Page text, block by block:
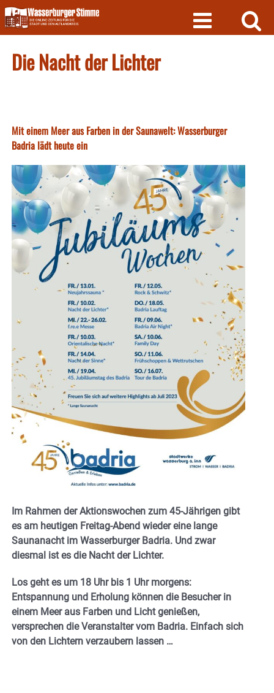
Skip
to
content
Die Nacht der Lichter
Mit einem Meer aus Farben in der Saunawelt: Wasserburger
Badria lädt heute ein
Im Rahmen der Aktionswochen zum 45-Jährigen gibt
es am heutigen Freitag-Abend wieder eine lange
Saunanacht im Wasserburger Badria. Und zwar
diesmal ist es die Nacht der Lichter.
Los geht es um 18 Uhr bis 1 Uhr morgens:
Entspannung und Erholung können die Besucher in
einem Meer aus Farben und Licht genießen,
versprechen die Veranstalter vom Badria. Einfach sich
von den Lichtern verzaubern lassen …